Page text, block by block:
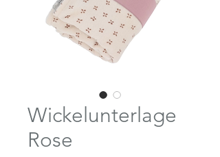
Wickelunterlage
Rose